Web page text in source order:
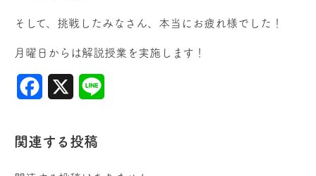
そして、挑戦したみなさん、本当にお疲れ様でした！
月曜日からは解説授業を実施します！
Facebook
関連する投稿